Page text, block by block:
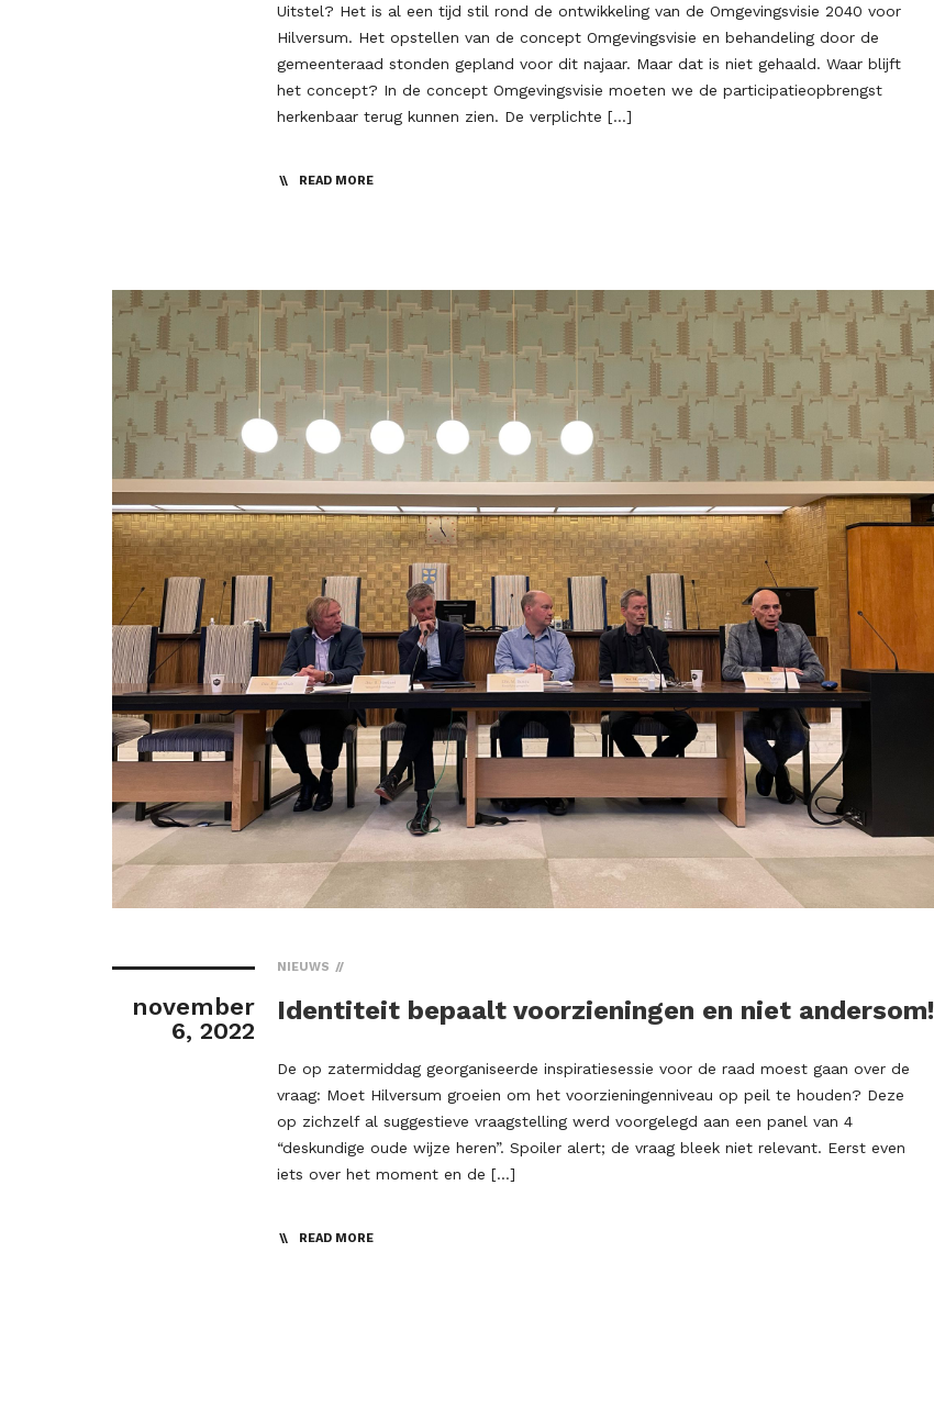
Uitstel? Het is al een tijd stil rond de ontwikkeling van de Omgevingsvisie 2040 voor
Hilversum. Het opstellen van de concept Omgevingsvisie en behandeling door de
gemeenteraad stonden gepland voor dit najaar. Maar dat is niet gehaald. Waar blijft
het concept? In de concept Omgevingsvisie moeten we de participatieopbrengst
herkenbaar terug kunnen zien. De verplichte […]
READ MORE
november
6, 2022
NIEUWS
Identiteit bepaalt voorzieningen en niet andersom!
De op zatermiddag georganiseerde inspiratiesessie voor de raad moest gaan over de
vraag: Moet Hilversum groeien om het voorzieningenniveau op peil te houden? Deze
op zichzelf al suggestieve vraagstelling werd voorgelegd aan een panel van 4
“deskundige oude wijze heren”. Spoiler alert; de vraag bleek niet relevant. Eerst even
iets over het moment en de […]
READ MORE